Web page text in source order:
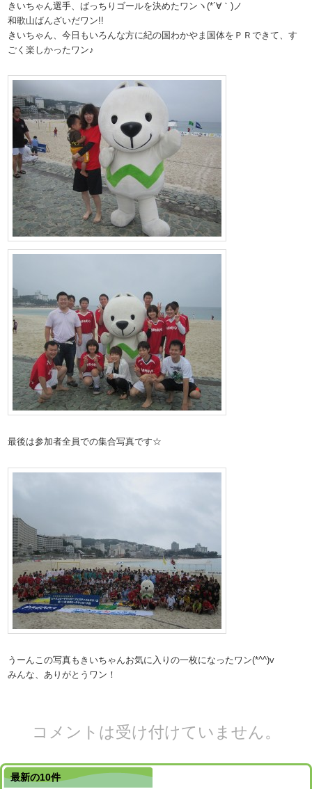
きいちゃん選手、ばっちりゴールを決めたワンヽ(*´∀｀)ノ
和歌山ばんざいだワン!!
きいちゃん、今日もいろんな方に紀の国わかやま国体をＰＲできて、す
ごく楽しかったワン♪
最後は参加者全員での集合写真です☆
うーんこの写真もきいちゃんお気に入りの一枚になったワン(*^^)v
みんな、ありがとうワン！
コメントは受け付けていません。
最新の10件